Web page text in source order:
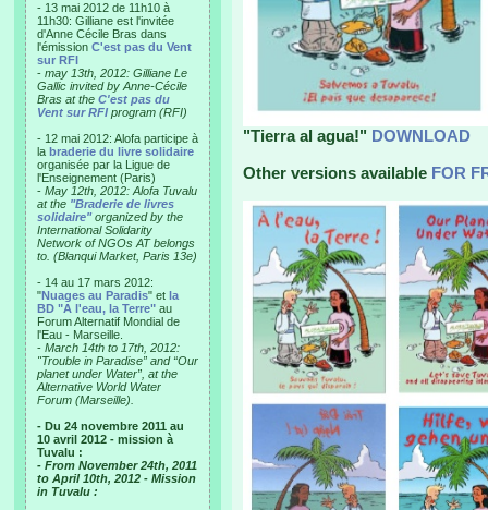
- 13 mai 2012 de 11h10 à
11h30: Gilliane est l'invitée
d'Anne Cécile Bras dans
l'émission C'est pas du Vent
sur RFI
- may 13th, 2012: Gilliane Le
Gallic invited by Anne-Cécile
Bras at the C'est pas du
Vent sur RFI program (RFI)
- 12 mai 2012: Alofa participe à
la braderie du livre solidaire
organisée par la Ligue de
l'Enseignement (Paris)
- May 12th, 2012: Alofa Tuvalu
at the "Braderie de livres
solidaire"organized by the
International Solidarity
Network of NGOs AT belongs
to. (Blanqui Market, Paris 13e)
- 14 au 17 mars 2012:
"Nuages au Paradis" et la
BD "A l'eau, la Terre" au
Forum Alternatif Mondial de
l'Eau - Marseille.
- March 14th to 17th, 2012:
"Trouble in Paradise” and “Our
planet under Water”, at the
Alternative World Water
Forum (Marseille).
- Du 24 novembre 2011 au
10 avril 2012 - mission à
Tuvalu :
- From November 24th, 2011
to April 10th, 2012 - Mission
in Tuvalu :
"Tierra al agua!" DOWNLOAD
Other versions available FOR